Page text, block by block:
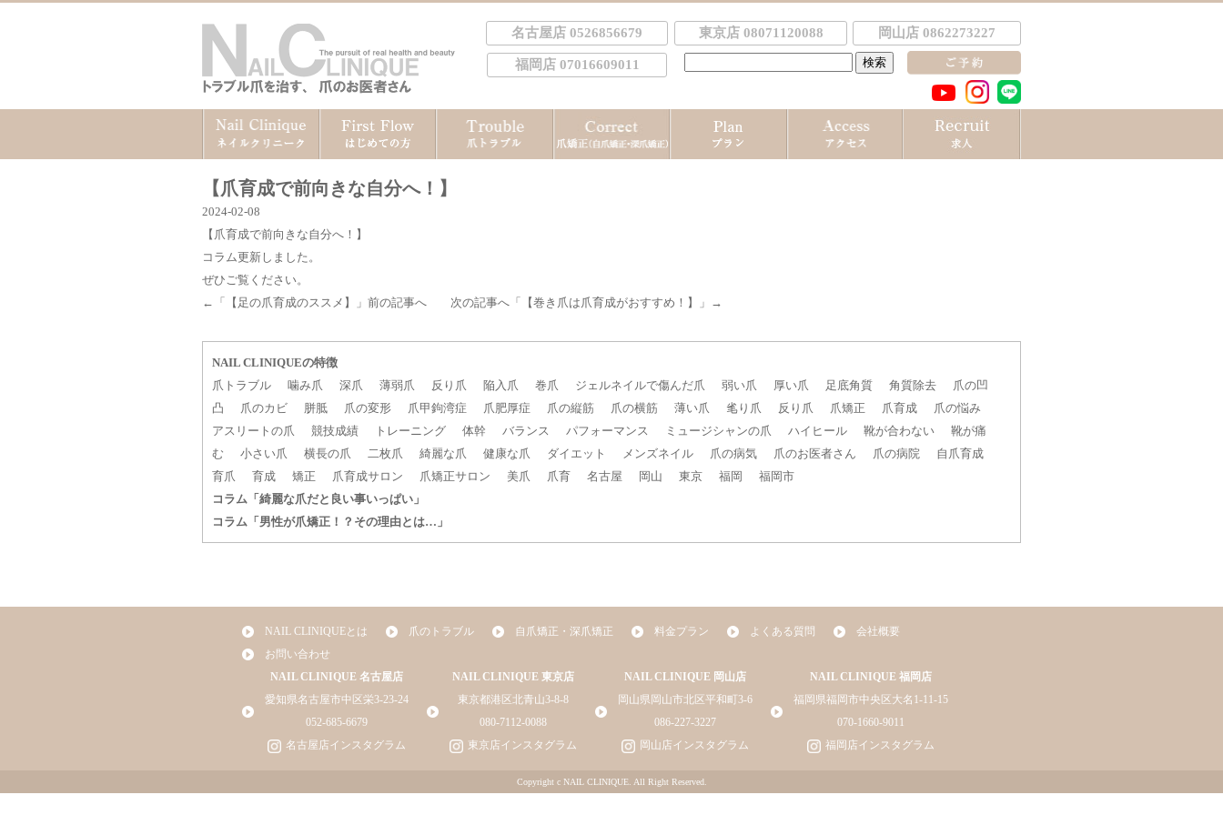
名古屋店 0526856679 東京店 08071120088 岡山店 0862273227
福岡店 07016609011
【爪育成で前向きな自分へ！】
2024-02-08
【爪育成で前向きな自分へ！】
コラム更新しました。
ぜひご覧ください。
←「
【足の爪育成のススメ】 」前の記事へ 次の記事へ「 【巻き爪は爪育成がおすすめ！】 」→
NAIL CLINIQUEの特徴
爪トラブル
噛み爪 深爪 薄弱爪 反り爪 陥入爪 巻爪 ジェルネイルで傷んだ爪 弱い爪 厚い爪 足底角質 角質除去
爪の凹
凸
爪のカビ 胼胝 爪の変形 爪甲鉤湾症 爪肥厚症 爪の縦筋 爪の横筋 薄い爪 毟り爪 反り爪 爪矯正 爪育成
爪の悩み
アスリートの爪
競技成績 トレーニング 体幹 バランス パフォーマンス ミュージシャンの爪 ハイヒール 靴が合わない
靴が痛
む
小さい爪 横長の爪 二枚爪 綺麗な爪 健康な爪 ダイエット メンズネイル 爪の病気 爪のお医者さん 爪の病院
自爪育成
育爪
育成 矯正 爪育成サロン 爪矯正サロン 美爪 爪育 名古屋 岡山 東京 福岡
福岡市
コラム「綺麗な爪だと良い事いっぱい」
コラム「男性が爪矯正！？その理由とは…」
NAIL CLINIQUEとは 爪のトラブル 自爪矯正・深爪矯正 料金プラン よくある質問
会社概要
お問い合わせ
NAIL CLINIQUE 名古屋店
愛知県名古屋市中区栄3-23-24
052-685-6679
名古屋店インスタグラム
NAIL CLINIQUE 東京店
東京都港区北青山3-8-8
080-7112-0088
東京店インスタグラム
NAIL CLINIQUE 岡山店
岡山県岡山市北区平和町3-6
086-227-3227
岡山店インスタグラム
NAIL CLINIQUE 福岡店
福岡県福岡市中央区大名1-11-15
070-1660-9011
福岡店インスタグラム
Copyright c NAIL CLINIQUE. All Right Reserved.